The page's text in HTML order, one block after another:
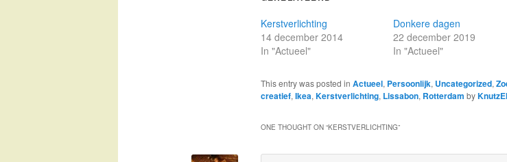
Kerstverlichting
14 december 2014
In "Actueel"
Donkere dagen
22 december 2019
In "Actueel"
This entry was posted in Actueel, Persoonlijk, Uncategorized,
creatief, Ikea, Kerstverlichting, Lissabon, Rotterdam by
ONE THOUGHT ON “KERSTVERLICHTING”